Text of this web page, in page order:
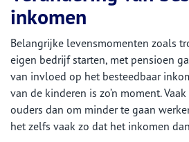
inkomen
Belangrijke levensmomenten zoals
eigen bedrijf starten, met pensioen
van invloed op het besteedbaar
van de kinderen is zo’n moment.
ouders dan om minder te gaan
het zelfs vaak zo dat het inkomen dan